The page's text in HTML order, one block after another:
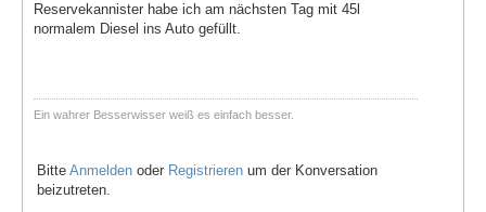
Reservekannister habe ich am nächsten Tag mit 45l
normalem Diesel ins Auto gefüllt.
Ein wahrer Besserwisser weiß es einfach besser.
Bitte Anmelden oder Registrieren um der Konversation
beizutreten.